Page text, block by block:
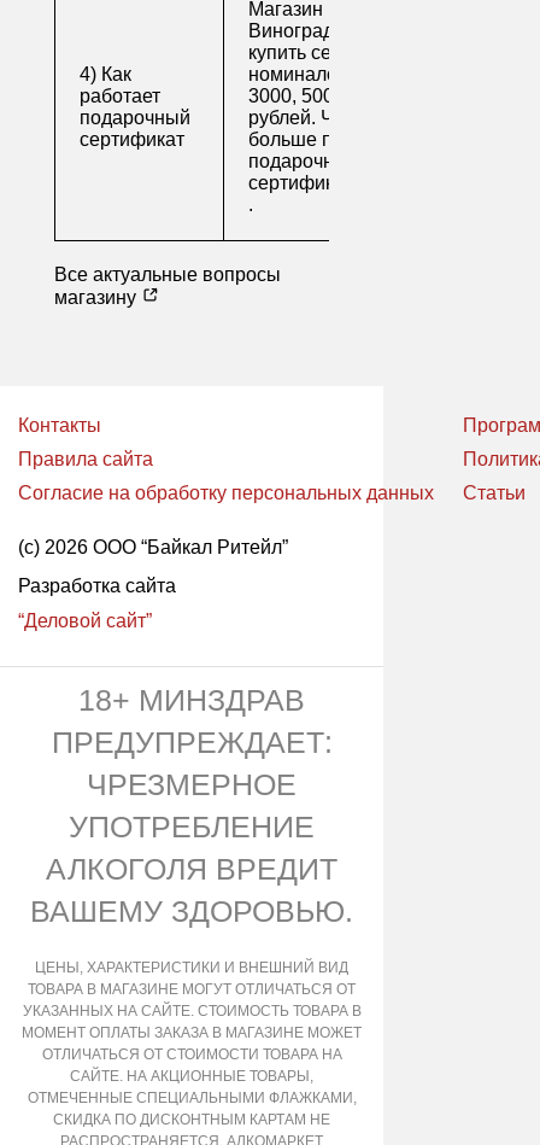
4) Как
работает
подарочный
сертификат
Магазин напитков
Виноград предлагает
купить сертификаты
номиналом 500, 1000,
3000, 5000 и 10000
рублей. Читайте
больше про
подарочные
сертификаты
.
Все актуальные вопросы
магазину
Контакты
Правила сайта
Согласие на обработку персональных данных
Статьи
(с) 2026 ООО “Байкал Ритейл”
Разработка сайта
“Деловой сайт”
18+ МИНЗДРАВ
ПРЕДУПРЕЖДАЕТ:
ЧРЕЗМЕРНОЕ
УПОТРЕБЛЕНИЕ
АЛКОГОЛЯ ВРЕДИТ
ВАШЕМУ ЗДОРОВЬЮ.
ЦЕНЫ, ХАРАКТЕРИСТИКИ И ВНЕШНИЙ ВИД
ТОВАРА В МАГАЗИНЕ МОГУТ ОТЛИЧАТЬСЯ ОТ
УКАЗАННЫХ НА САЙТЕ. СТОИМОСТЬ ТОВАРА В
МОМЕНТ ОПЛАТЫ ЗАКАЗА В МАГАЗИНЕ МОЖЕТ
ОТЛИЧАТЬСЯ ОТ СТОИМОСТИ ТОВАРА НА
САЙТЕ. НА АКЦИОННЫЕ ТОВАРЫ,
ОТМЕЧЕННЫЕ СПЕЦИАЛЬНЫМИ ФЛАЖКАМИ,
СКИДКА ПО ДИСКОНТНЫМ КАРТАМ НЕ